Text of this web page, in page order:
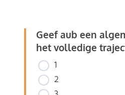
Geef aub een
het volledige
1
2